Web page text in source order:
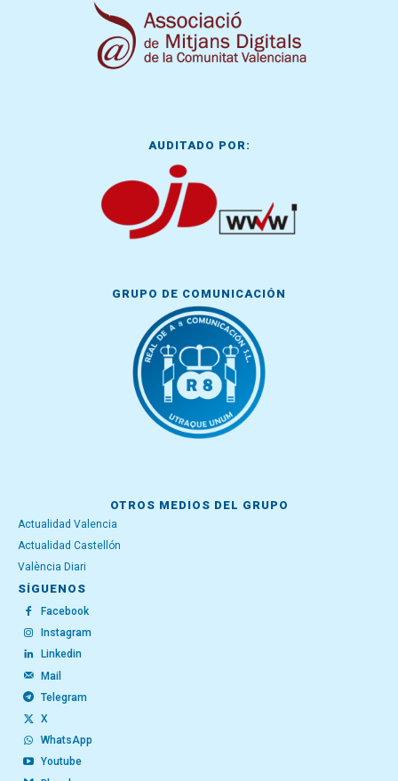
AUDITADO POR:
GRUPO DE COMUNICACIÓN
OTROS MEDIOS DEL GRUPO
Actualidad Valencia
Actualidad Castellón
València Diari
SÍGUENOS
Facebook
Instagram
Linkedin
Mail
Telegram
X
WhatsApp
Youtube